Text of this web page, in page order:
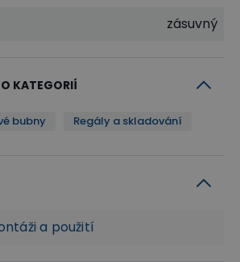
zásuvný
KATEGORIÍ
bubny Regály a skladování
a použití